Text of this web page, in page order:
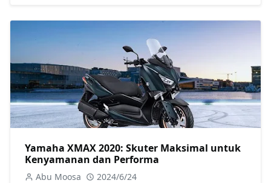
Yamaha XMAX 2020: Skuter Maksimal untuk
Kenyamanan dan Performa
Abu Moosa 2024/6/24